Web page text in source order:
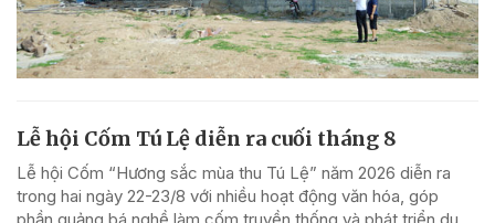
Lễ hội Cốm Tú Lệ diễn ra cuối tháng 8
Lễ hội Cốm “Hương sắc mùa thu Tú Lệ” năm 2026 diễn ra
trong hai ngày 22-23/8 với nhiều hoạt động văn hóa, góp
phần quảng bá nghề làm cốm truyền thống và phát triển du